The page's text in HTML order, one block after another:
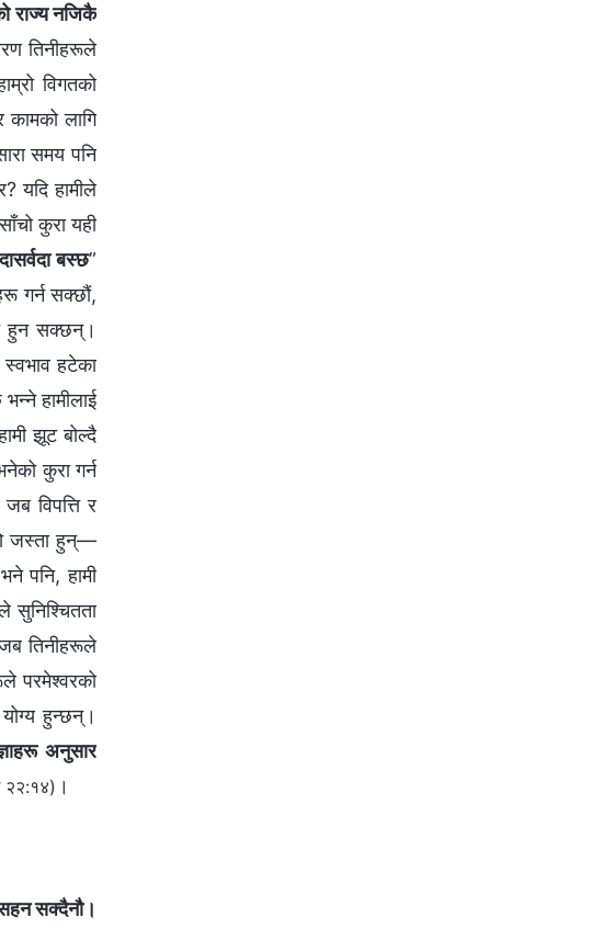
राज्य नजिकै
तिनीहरूले
विगतको
कामको लागि
समय पनि
यदि हामीले
कुरा यही
बस्छ”
गर्न सक्छौं,
हुन सक्छन्।
स्वभाव हटेका
हामीलाई
झूट बोल्दै
कुरा गर्न
विपत्ति र
जस्ता हुन्—
पनि, हामी
सुनिश्‍चितता
जब तिनीहरूले
परमेश्‍वरको
हुन्छन्।
अनुसार
२२:१४) ।
सक्‍दैनौ।